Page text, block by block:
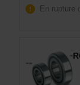
En rupture